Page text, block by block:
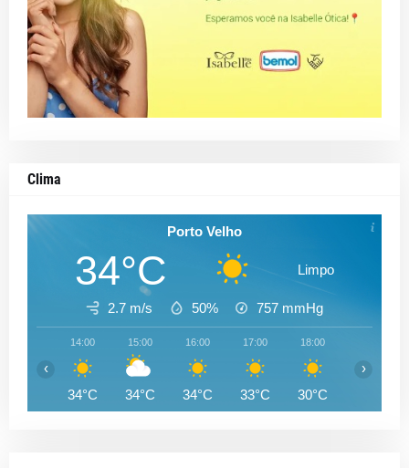
Clima
Porto Velho
34°C Limpo
2.7 m/s 50% 757 mmHg
14:00
34°C
15:00
34°C
16:00
34°C
17:00
33°C
18:00
30°C
‹ ›